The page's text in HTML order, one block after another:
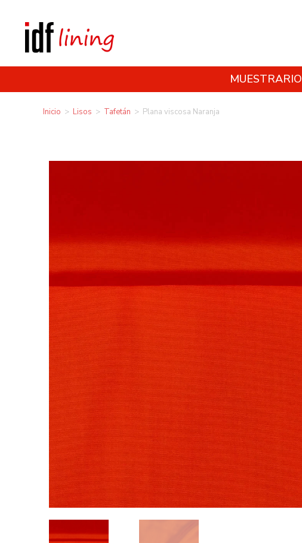
MUESTRARIO
Inicio > Lisos > Tafetán > Plana viscosa Naranja